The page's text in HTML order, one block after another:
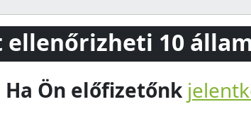
ellenőrizheti 10
Ha Ön előfizetőnk